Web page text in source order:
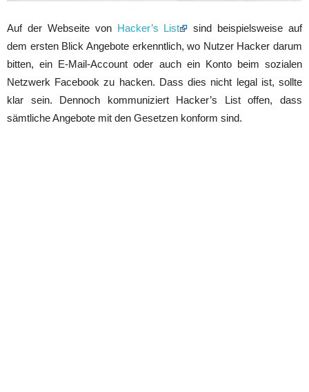
Auf der Webseite von Hacker’s List
sind beispielsweise auf
dem ersten Blick Angebote erkenntlich, wo Nutzer Hacker darum
bitten, ein E-Mail-Account oder auch ein Konto beim sozialen
Netzwerk Facebook zu hacken. Dass dies nicht legal ist, sollte
klar sein. Dennoch kommuniziert Hacker’s List offen, dass
sämtliche Angebote mit den Gesetzen konform sind.